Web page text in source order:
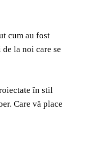
cum au fost
la noi care se
în stil
Care vă place